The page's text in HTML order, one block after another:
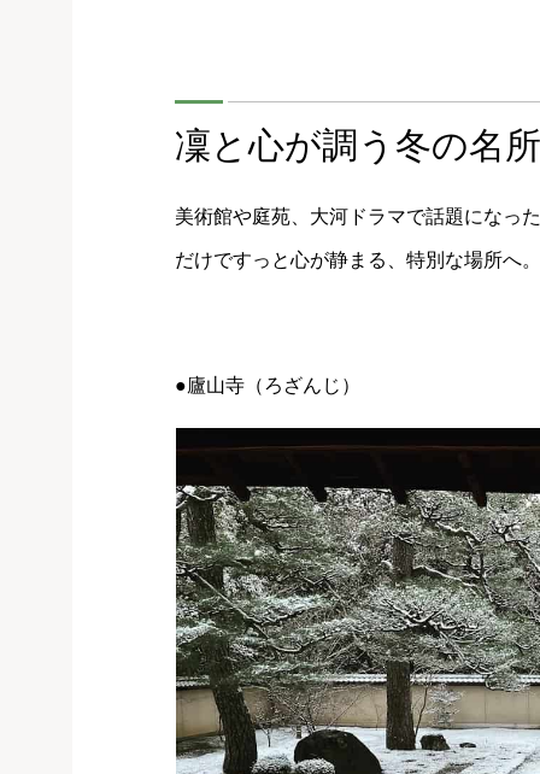
凜と心が調う冬の名所
美術館や庭苑、大河ドラマで話題になっ
だけですっと心が静まる、特別な場所へ。
●廬山寺（ろざんじ）